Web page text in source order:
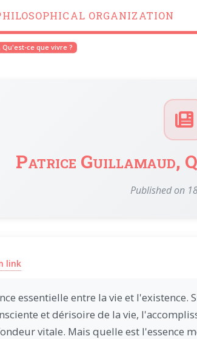
ORGANIZATION
ce que vivre ?
Patrice Guillamaud,
Published on
link(opens in a new window)
essentielle entre la vie et l'existence.
et dérisoire de la vie,
vitale. Mais quelle est l'essence